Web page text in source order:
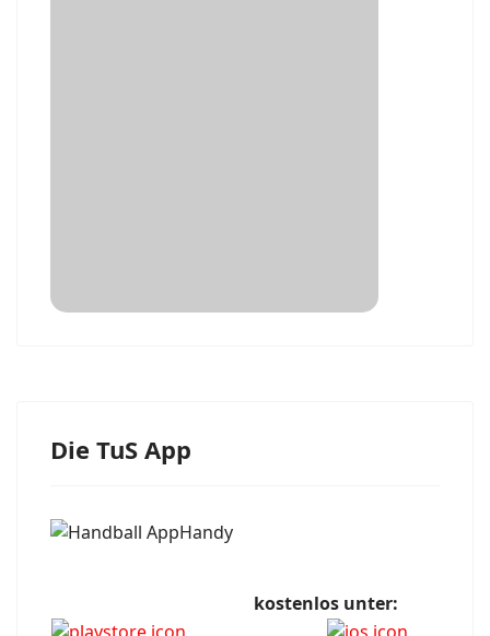
Die TuS App
kostenlos unter: